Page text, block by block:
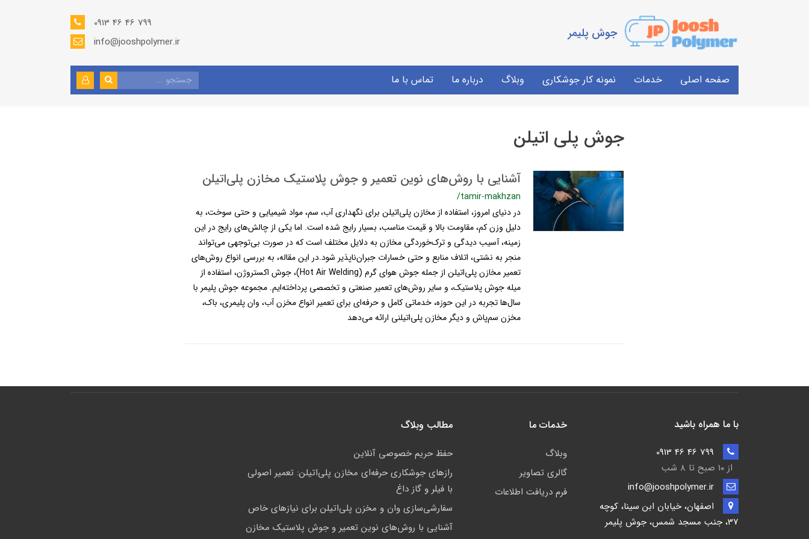
جوش پلیمر
0913 46 46 799
info@jooshpolymer.ir
صفحه اصلی خدمات نمونه کار جوشکاری وبلاگ درباره ما تماس با ما
جوش پلی اتیلن
آشنایی با روش‌های نوین تعمیر و جوش پلاستیک مخازن پلی‌اتیلن
/tamir-makhzan
در دنیای امروز، استفاده از مخازن پلی‌اتیلن برای نگهداری آب، سم، مواد شیمیایی و حتی سوخت، به
دلیل وزن کم، مقاومت بالا و قیمت مناسب، بسیار رایج شده است. اما یکی از چالش‌های رایج در این
زمینه، آسیب دیدگی و ترک‌خوردگی مخازن به دلایل مختلف است که در صورت بی‌توجهی می‌تواند
منجر به نشتی، اتلاف منابع و حتی خسارات جبران‌ناپذیر شود.در این مقاله، به بررسی انواع روش‌های
تعمیر مخازن پلی‌اتیلن از جمله جوش هوای گرم (Hot Air Welding)، جوش اکستروژن، استفاده از
میله جوش پلاستیک، و سایر روش‌های تعمیر صنعتی و تخصصی پرداخته‌ایم. مجموعه جوش پلیمر با
سال‌ها تجربه در این حوزه، خدماتی کامل و حرفه‌ای برای تعمیر انواع مخزن آب، وان پلیمری، باک،
مخزن سم‌پاش و دیگر مخازن پلی‌اتیلنی ارائه می‌دهد
با ما همراه باشید
از ۱۰ صبح تا ۸ شب
اصفهان، خیابان ابن سینا، کوچه
37، جنب مسجد شمس، جوش پلیمر
خدمات ما
وبلاگ
گالری تصاویر
فرم دریافت اطلاعات
مطالب وبلاگ
حفظ حریم خصوصی آنلاین
رازهای جوشکاری حرفه‌ای مخازن پلی‌اتیلن: تعمیر اصولی
با فیلر و گاز داغ
سفارشی‌سازی وان و مخزن پلی‌اتیلن برای نیازهای خاص
آشنایی با روش‌های نوین تعمیر و جوش پلاستیک مخازن